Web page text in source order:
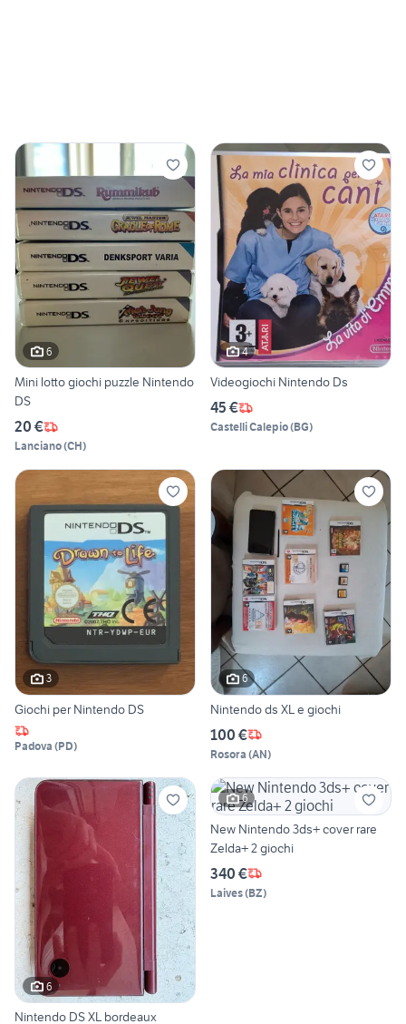
6
Mini lotto giochi puzzle Nintendo
DS
20 €
Lanciano(CH)
4
Videogiochi Nintendo Ds
45 €
Castelli Calepio(BG)
3
Giochi per Nintendo DS
Padova (PD)
6
Nintendo ds XL e giochi
100 €
Rosora (AN)
6
Nintendo DS XL bordeaux
6
New Nintendo 3ds+ cover rare
Zelda+ 2 giochi
340 €
Laives(BZ)